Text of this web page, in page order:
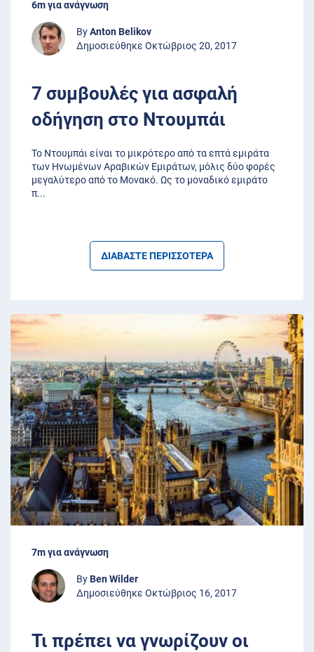
6m για ανάγνωση
ByAnton Belikov
Δημοσιεύθηκε Οκτώβριος 20, 2017
7 συμβουλές για ασφαλή
οδήγηση στο Ντουμπάι
Το Ντουμπάι είναι το μικρότερο από τα επτά εμιράτα
των Ηνωμένων Αραβικών Εμιράτων, μόλις δύο φορές
μεγαλύτερο από το Μονακό. Ως το μοναδικό εμιράτο
π...
ΔΙΑΒΑΣΤΕ ΠΕΡΙΣΣΟΤΕΡΑ
7m για ανάγνωση
ByBen Wilder
Δημοσιεύθηκε Οκτώβριος 16, 2017
Τι πρέπει να γνωρίζουν οι